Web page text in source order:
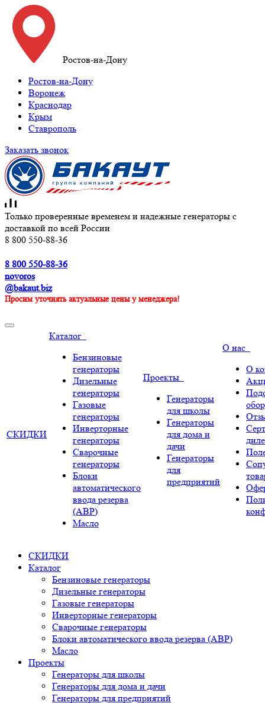
Ростов-на-Дону
Ростов-на-Дону
Воронеж
Краснодар
Крым
Ставрополь
Заказать звонок
Только проверенные временем и надежные генераторы с
доставкой по всей России
8 800 550-88-36
8 800 550-88-36
novoros
@bakaut.biz
Просим уточнять актуальные цены у менеджера!
СКИДКИ
Каталог
Бензиновые
генераторы
Дизельные
генераторы
Газовые
генераторы
Инверторные
генераторы
Сварочные
генераторы
Блоки
автоматического
ввода резерва
(АВР)
Масло
Проекты
Генераторы
для школы
Генераторы
для дома и
дачи
Генераторы
для
предприятий
О нас
О
СКИДКИ
Каталог
Бензиновые генераторы
Дизельные генераторы
Газовые генераторы
Инверторные генераторы
Сварочные генераторы
Блоки автоматического ввода резерва (АВР)
Масло
Проекты
Генераторы для школы
Генераторы для дома и дачи
Генераторы для предприятий